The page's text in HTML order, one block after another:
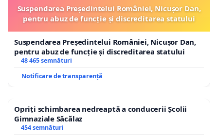
Suspendarea Președintelui României, Nicușor Dan,
pentru abuz de funcție și discreditarea statului
Suspendarea Președintelui României, Nicușor Dan,
pentru abuz de funcție și discreditarea statului
48 465 semnături
Notificare de transparență
Opriți schimbarea nedreaptă a conducerii Școlii
Gimnaziale Săcălaz
454 semnături